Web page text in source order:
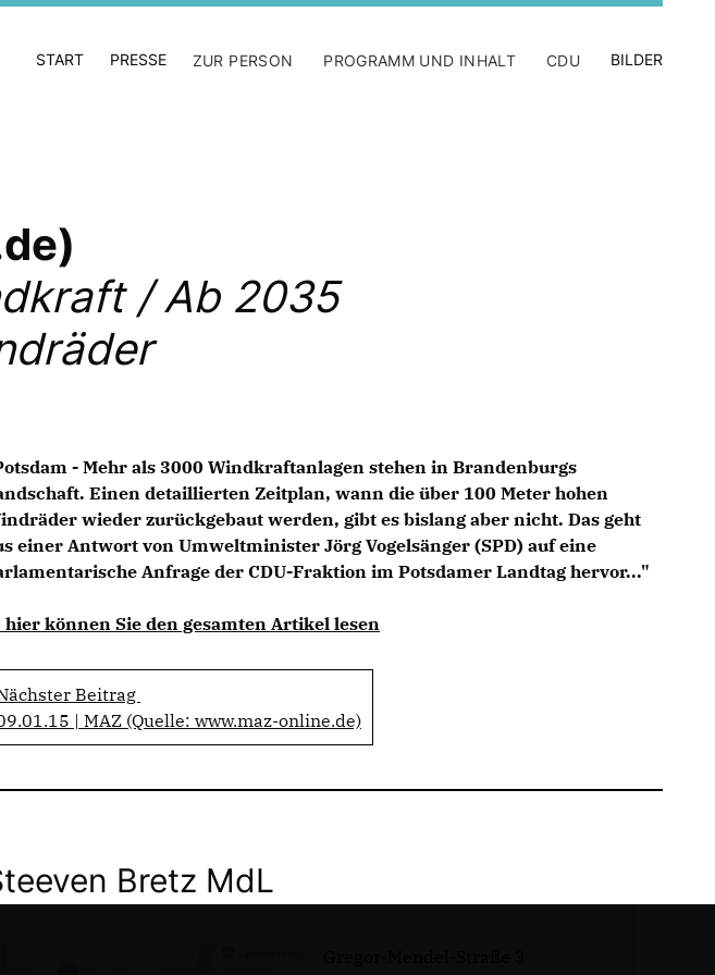
START PRESSE ZUR PERSON PROGRAMM UND INHALT CDU BILDER
/ Ab 2035
- Mehr als 3000 Windkraftanlagen stehen in Brandenburgs
Einen detaillierten Zeitplan, wann die über 100 Meter hohen
wieder zurückgebaut werden, gibt es bislang aber nicht. Das geht
einer Antwort von Umweltminister Jörg Vogelsänger (SPD) auf eine
Anfrage der CDU-Fraktion im Potsdamer Landtag hervor..."
hier können Sie den gesamten Artikel lesen
Beitrag
| MAZ (Quelle: www.maz-online.de)
Bretz MdL